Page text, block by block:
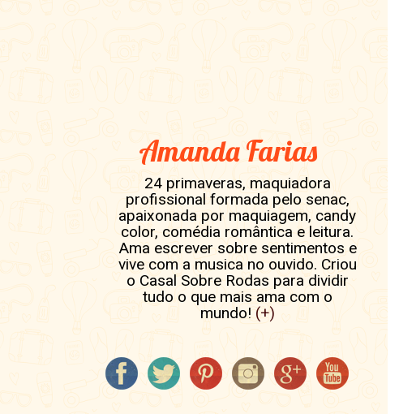
Amanda Farias
24 primaveras, maquiadora
profissional formada pelo senac,
apaixonada por maquiagem, candy
color, comédia romântica e leitura.
Ama escrever sobre sentimentos e
vive com a musica no ouvido. Criou
o Casal Sobre Rodas para dividir
tudo o que mais ama com o
mundo! (+)